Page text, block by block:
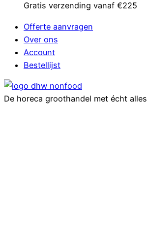
Gratis verzending vanaf €225
Offerte aanvragen
Over ons
Account
Bestellijst
De horeca groothandel met écht